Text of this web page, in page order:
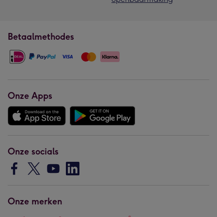
Betaalmethodes
Onze Apps
Onze socials
Onze merken